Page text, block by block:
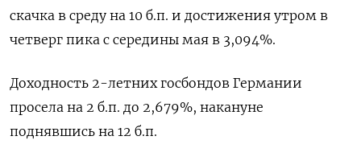
‌скачка в среду на 10 б.п. и достижения ​утром в
четверг пика ‌с середины мая в 3,094%.
Доходность 2-летних ​госбондов Германии
просела на 2 б.п. ‌до 2,679%, накануне
поднявшись на 12 б.п.